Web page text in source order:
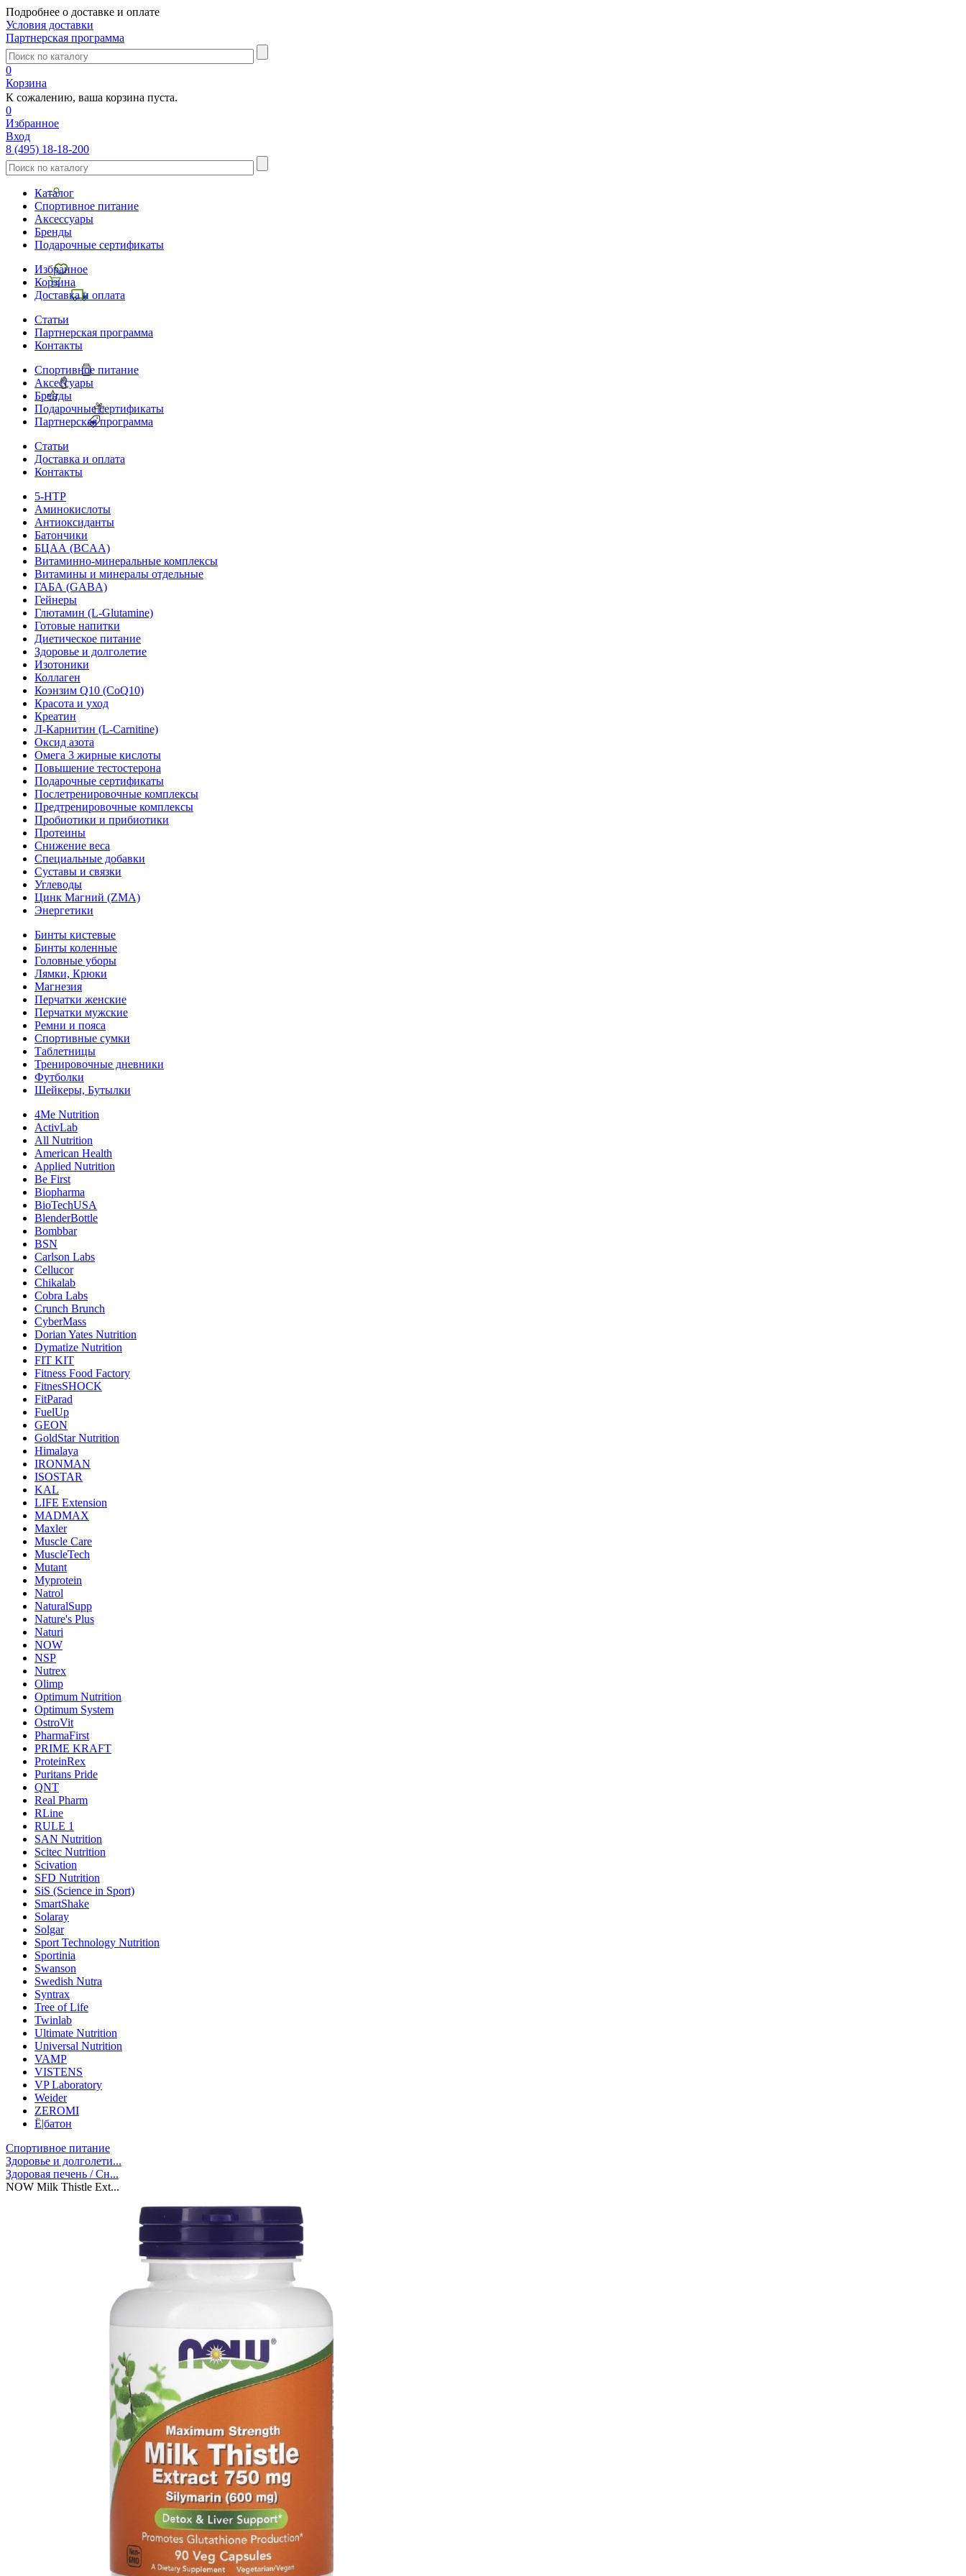
Подробнее о доставке и оплате
Условия доставки
Партнерская программа
0
Корзина
К сожалению, ваша корзина пуста.
0
Избранное
Вход
8 (495) 18-18-200
Каталог
Спортивное питание
Аксессуары
Бренды
Подарочные сертификаты
Избранное
Корзина
Доставка и оплата
Статьи
Партнерская программа
Контакты
Спортивное питание
Аксессуары
Бренды
Подарочные сертификаты
Партнерская программа
Статьи
Доставка и оплата
Контакты
5-HTP
Аминокислоты
Антиоксиданты
Батончики
БЦАА (BCAA)
Витаминно-минеральные комплексы
Витамины и минералы отдельные
ГАБА (GABA)
Гейнеры
Глютамин (L-Glutamine)
Готовые напитки
Диетическое питание
Здоровье и долголетие
Изотоники
Коллаген
Коэнзим Q10 (CoQ10)
Красота и уход
Креатин
Л-Карнитин (L-Сarnitine)
Оксид азота
Омега 3 жирные кислоты
Повышение тестостерона
Подарочные сертификаты
Послетренировочные комплексы
Предтренировочные комплексы
Пробиотики и прибиотики
Протеины
Снижение веса
Специальные добавки
Суставы и связки
Углеводы
Цинк Магний (ZMA)
Энергетики
Бинты кистевые
Бинты коленные
Головные уборы
Лямки, Крюки
Магнезия
Перчатки женские
Перчатки мужские
Ремни и пояса
Спортивные сумки
Таблетницы
Тренировочные дневники
Футболки
Шейкеры, Бутылки
4Me Nutrition
ActivLab
All Nutrition
American Health
Applied Nutrition
Be First
Biopharma
BioTechUSA
BlenderBottle
Bombbar
BSN
Carlson Labs
Cellucor
Chikalab
Cobra Labs
Crunch Brunch
CyberMass
Dorian Yates Nutrition
Dymatize Nutrition
FIT KIT
Fitness Food Factory
FitnesSHOCK
FitParad
FuelUp
GEON
GoldStar Nutrition
Himalaya
IRONMAN
ISOSTAR
KAL
LIFE Extension
MADMAX
Maxler
Muscle Care
MuscleTech
Mutant
Myprotein
Natrol
NaturalSupp
Nature's Plus
Naturi
NOW
NSP
Nutrex
Olimp
Optimum Nutrition
Optimum System
OstroVit
PharmaFirst
PRIME KRAFT
ProteinRex
Puritans Pride
QNT
Real Pharm
RLine
RULE 1
SAN Nutrition
Scitec Nutrition
Scivation
SFD Nutrition
SiS (Science in Sport)
SmartShake
Solaray
Solgar
Sport Technology Nutrition
Sportinia
Swanson
Swedish Nutra
Syntrax
Tree of Life
Twinlab
Ultimate Nutrition
Universal Nutrition
VAMP
VISTENS
VP Laboratory
Weider
ZEROMI
Ё|батон
Спортивное питание
Здоровье и долголети...
Здоровая печень / Cн...
NOW Milk Thistle Ext...